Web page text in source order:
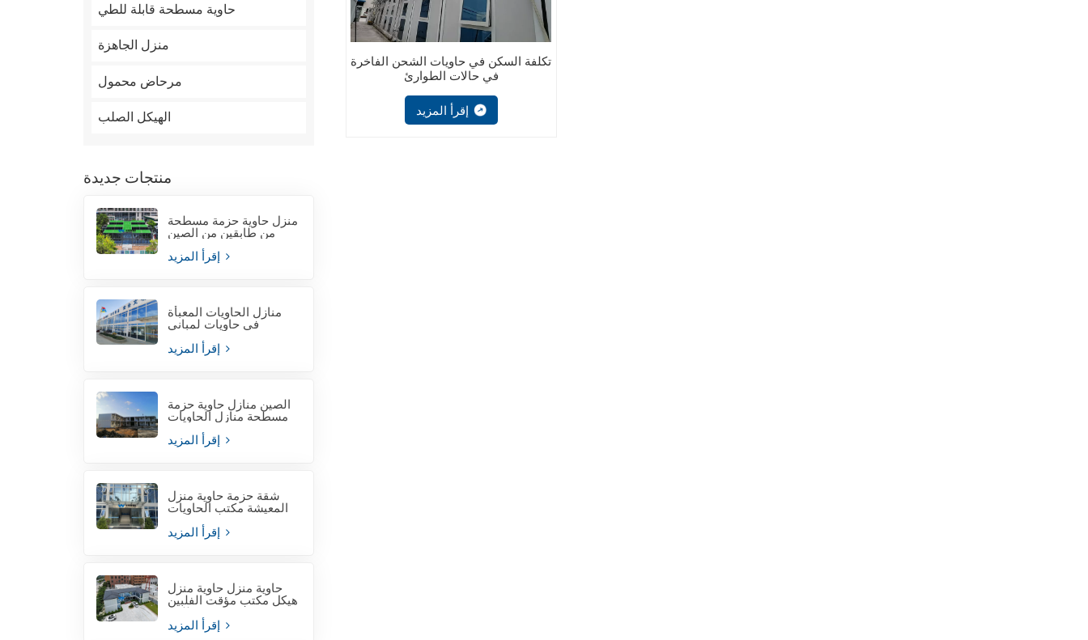
حاوية مسطحة قابلة للطي
منزل الجاهزة
مرحاض محمول
الهيكل الصلب
منتجات جديدة
منزل حاوية حزمة مسطحة
من طابقين من الصين
منازل الحاويات المعبأة
في حاويات لمباني
المكاتب المؤقتة
الصين منازل حاوية حزمة
مسطحة منازل الحاويات
شقة حزمة حاوية منزل
المعيشة مكتب الحاويات
لموقع المشروع
حاوية منزل حاوية منزل
هيكل مكتب مؤقت الفلبين
للبيع
تكلفة السكن في حاويات الشحن الفاخرة
في حالات الطوارئ
إقرأ المزيد